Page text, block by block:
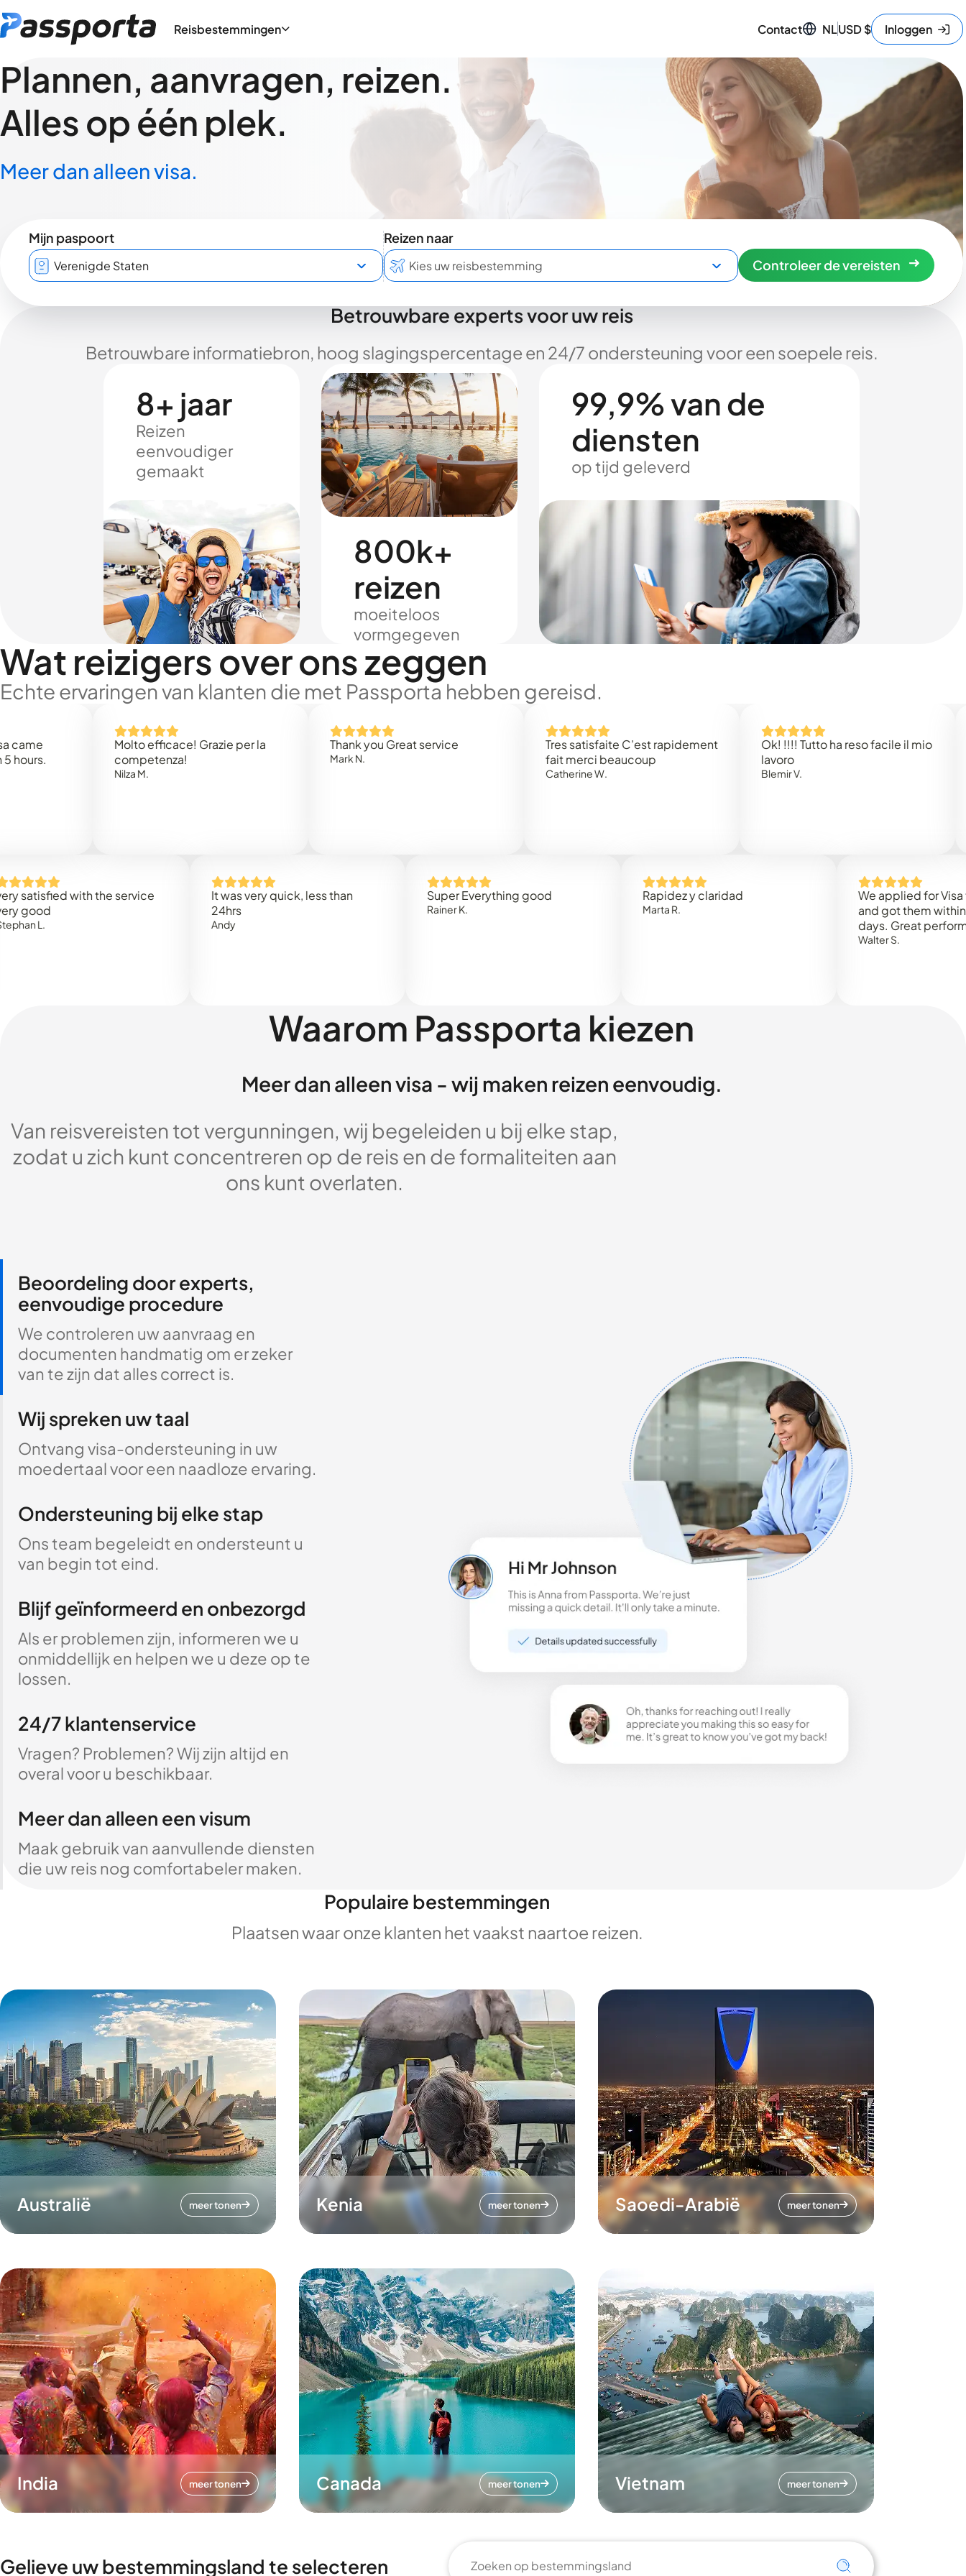
Reisbestemmingen Contact NLUSD$ Inloggen
Plannen, aanvragen, reizen.
Alles op één plek.
Meer dan alleen visa.
Mijn paspoort
Reizen naar
Controleer de vereisten
Betrouwbare experts voor uw reis
Betrouwbare informatiebron, hoog slagingspercentage en 24/7 ondersteuning voor een soepele reis.
8+ jaar
Reizen
eenvoudiger
gemaakt
800k+
reizen
moeiteloos
vormgegeven
99,9% van de
diensten
op tijd geleverd
Wat reizigers over ons zeggen
Echte ervaringen van klanten die met Passporta hebben gereisd.
Molto efficace! Grazie per la
competenza!
Thank you Great service
Tres satisfaite C’est rapidement
fait merci beaucoup
Catherine W.
Ok! !!!! Tutto ha reso facile il mio
with the service
It was very quick, less than
Super Everything good Rapidez y claridad
We applied for Visa to
and got them within 3
days. Great performance!
Walter S.
Waarom Passporta kiezen
Meer dan alleen visa - wij maken reizen eenvoudig.
Van reisvereisten tot vergunningen, wij begeleiden u bij elke stap,
zodat u zich kunt concentreren op de reis en de formaliteiten aan
ons kunt overlaten.
Beoordeling door experts,
eenvoudige procedure
We controleren uw aanvraag en
documenten handmatig om er zeker
van te zijn dat alles correct is.
Wij spreken uw taal
Ontvang visa-ondersteuning in uw
moedertaal voor een naadloze ervaring.
Ondersteuning bij elke stap
Ons team begeleidt en ondersteunt u
van begin tot eind.
Blijf geïnformeerd en onbezorgd
Als er problemen zijn, informeren we u
onmiddellijk en helpen we u deze op te
lossen.
24/7 klantenservice
Vragen? Problemen? Wij zijn altijd en
overal voor u beschikbaar.
Meer dan alleen een visum
Maak gebruik van aanvullende diensten
die uw reis nog comfortabeler maken.
Populaire bestemmingen
Plaatsen waar onze klanten het vaakst naartoe reizen.
Australië meer tonen Kenia meer tonen Saoedi-Arabië meer tonen
India meer tonen Canada meer tonen Vietnam meer tonen
Gelieve uw bestemmingsland te selecteren